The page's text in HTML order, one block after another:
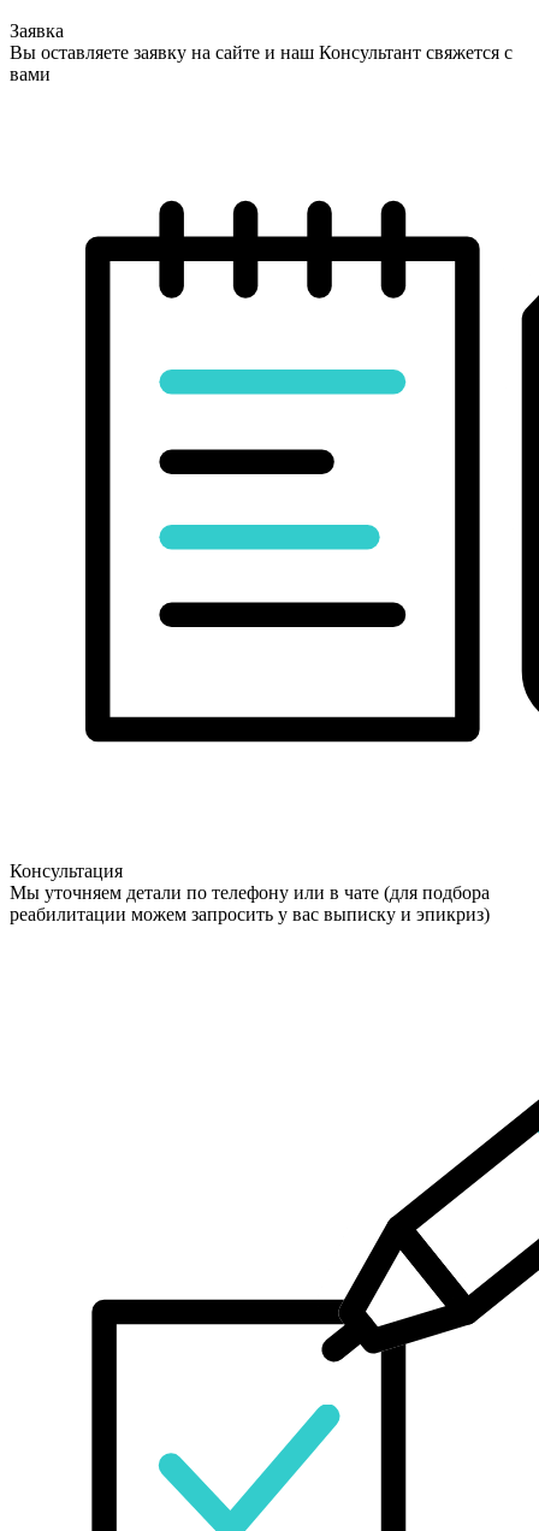
Заявка
Вы оставляете заявку на сайте и наш Консультант свяжется с
вами
Консультация
Мы уточняем детали по телефону или в чате (для подбора
реабилитации можем запросить у вас выписку и эпикриз)